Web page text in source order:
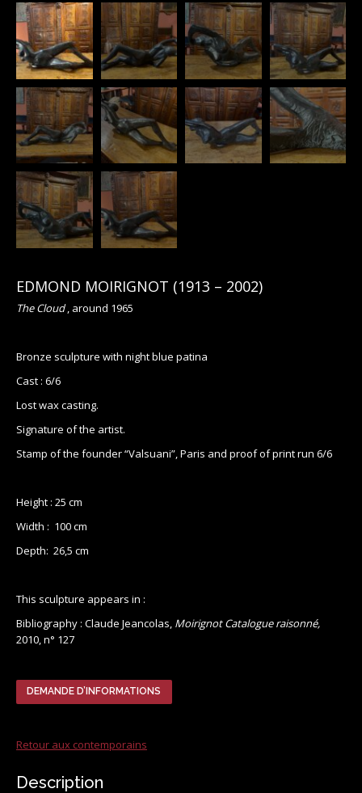
EDMOND MOIRIGNOT (1913 – 2002)
The Cloud, around 1965
Bronze sculpture with night blue patina
Cast : 6/6
Lost wax casting.
Signature of the artist.
Stamp of the founder “Valsuani”, Paris and proof of print run 6/6
Height : 25 cm
Width : 100 cm
Depth: 26,5 cm
This sculpture appears in :
Bibliography : Claude Jeancolas, Moirignot Catalogue raisonné,
2010, n° 127
DEMANDE D’INFORMATIONS
Retour aux contemporains
Description